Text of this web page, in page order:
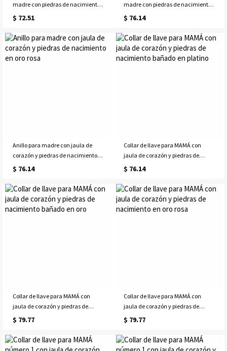
madre con piedras de nacimiento
bañado en platino
$ 72.51
madre con piedras de nacimiento
bañado en oro
$ 76.14
Anillo para madre con jaula de
corazón y piedras de nacimiento
en oro rosa
$ 76.14
Collar de llave para MAMÁ con
jaula de corazón y piedras de
nacimiento bañado en platino
$ 76.14
Collar de llave para MAMÁ con
jaula de corazón y piedras de
nacimiento bañado en oro
$ 79.77
Collar de llave para MAMÁ con
jaula de corazón y piedras de
nacimiento en oro rosa
$ 79.77